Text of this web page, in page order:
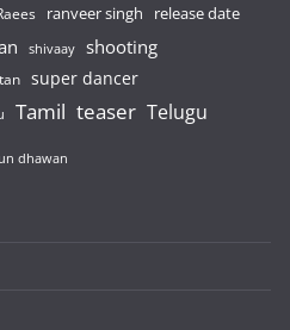
ranveer singh release date
shivaay shooting
super dancer
Tamil teaser Telugu
dhawan